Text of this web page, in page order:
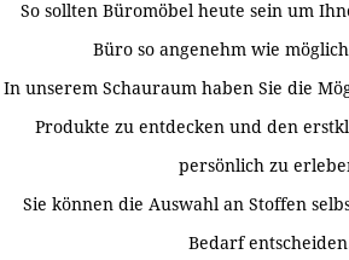
So sollten Büromöbel heute sein um
Büro so angenehm wie
In unserem Schauraum haben Sie die
Produkte zu entdecken und den
persönlich zu
Sie können die Auswahl an Stoffen
Bedarf